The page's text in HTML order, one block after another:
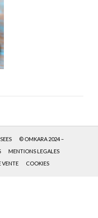
© OMKARA 2024 –
MENTIONS LEGALES
VENTE
COOKIES